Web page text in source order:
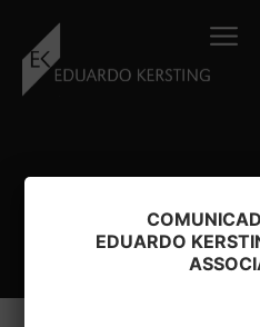
conteúdo
EDUARDO